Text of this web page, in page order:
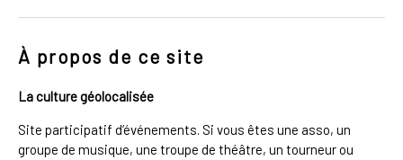
À propos de ce site
La culture géolocalisée
Site participatif d’événements. Si vous êtes une asso, un
groupe de musique, une troupe de théâtre, un tourneur ou